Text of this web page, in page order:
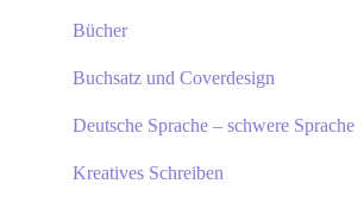
Bücher
Buchsatz und Coverdesign
Deutsche Sprache – schwere Sprache
Kreatives Schreiben